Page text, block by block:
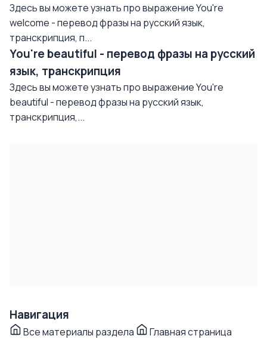
Здесь вы можете узнать про выражение You're
welcome - перевод фразы на русский язык,
транскрипция, п...
You're beautiful - перевод фразы на русский
язык, транскрипция
Здесь вы можете узнать про выражение You're
beautiful - перевод фразы на русский язык,
транскрипция,...
Навигация
Все материалы раздела Главная страница